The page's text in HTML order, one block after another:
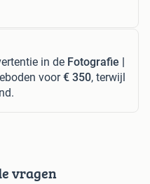
in de Fotografie |
voor€ 350, terwijl
vragen